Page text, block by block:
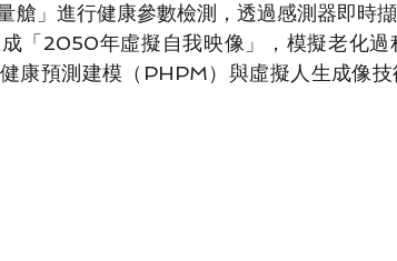
艙」進行健康參數檢測，透過感測器即時
「2050年虛擬自我映像」，模擬老化過
康預測建模（PHPM）與虛擬人生成像